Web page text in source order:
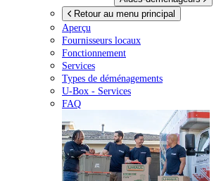
Retour au menu principal
Aperçu
Fournisseurs locaux
Fonctionnement
Services
Types de déménagements
U-Box - Services
FAQ